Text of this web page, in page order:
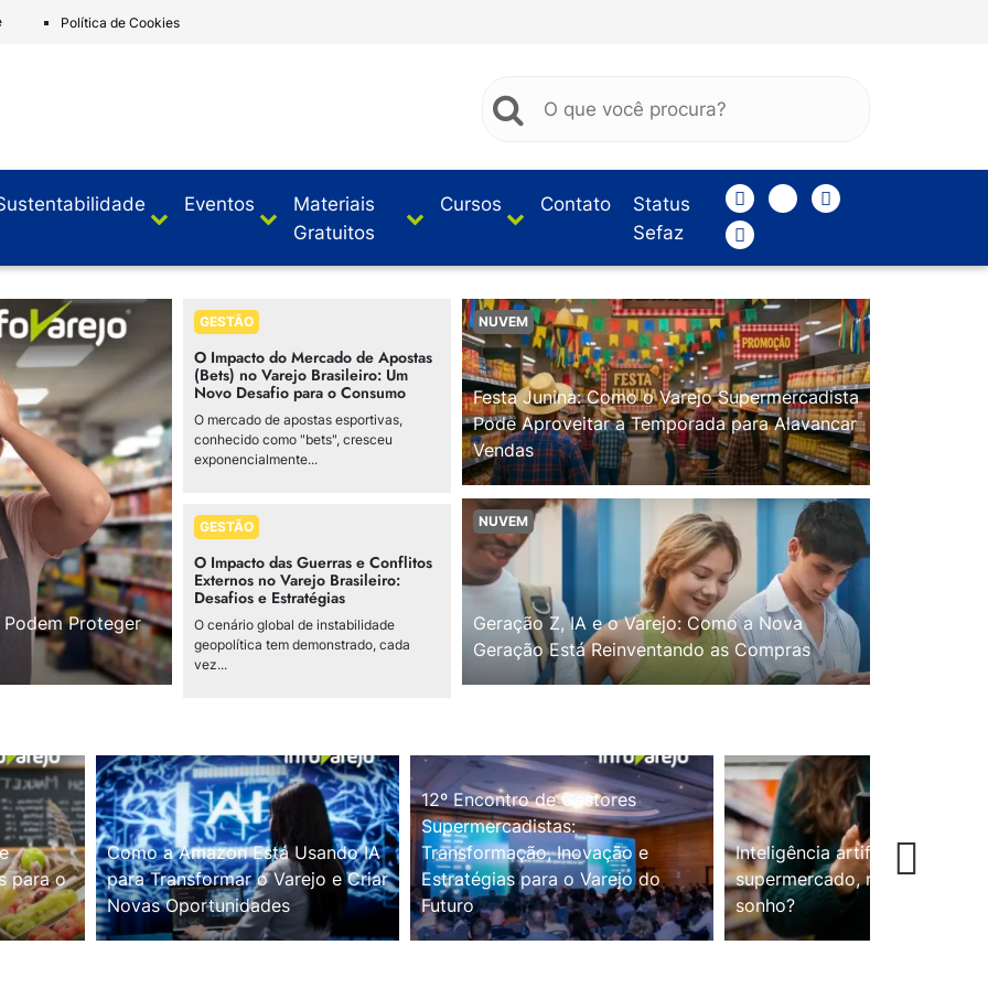
Política de Cookies
Eventos
Materiais
Gratuitos
Cursos Contato
Status
Sefaz
Proteger
GESTÃO
O Impacto do Mercado de Apostas
(Bets) no Varejo Brasileiro: Um
Novo Desafio para o Consumo
O mercado de apostas esportivas,
conhecido como "bets", cresceu
exponencialmente...
GESTÃO
O Impacto das Guerras e Conflitos
Externos no Varejo Brasileiro:
Desafios e Estratégias
O cenário global de instabilidade
geopolítica tem demonstrado, cada
vez...
NUVEM
Festa Junina: Como o Varejo Supermercadista
Pode Aproveitar a Temporada para Alavancar
Vendas
NUVEM
Geração Z, IA e o Varejo: Como a Nova
Geração Está Reinventando as Compras
para o
Como a Amazon Está Usando IA
para Transformar o Varejo e Criar
Novas Oportunidades
12º Encontro de Gestores
Supermercadistas:
Transformação, Inovação e
Estratégias para o Varejo do
Futuro
Inteligência artificial no
supermercado, realidade ou
sonho?